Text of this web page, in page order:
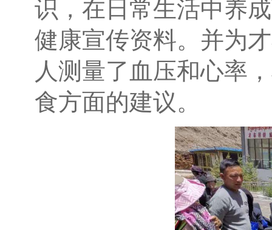
识，在日常生活中养
健康宣传资料。并为
人测量了血压和心率
食方面的建议。